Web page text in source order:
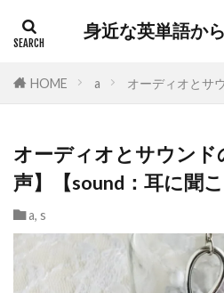
身近な英単語か
HOME a オーディオとサ
オーディオとサウンド
声】【sound：耳に聞
a, s